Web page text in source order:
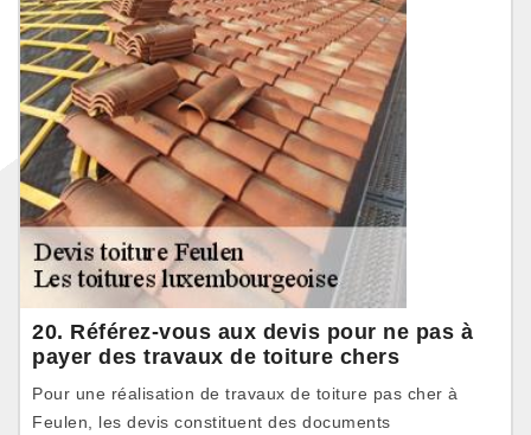
20. Référez-vous aux devis pour ne pas à
payer des travaux de toiture chers
Pour une réalisation de travaux de toiture pas cher à
Feulen, les devis constituent des documents